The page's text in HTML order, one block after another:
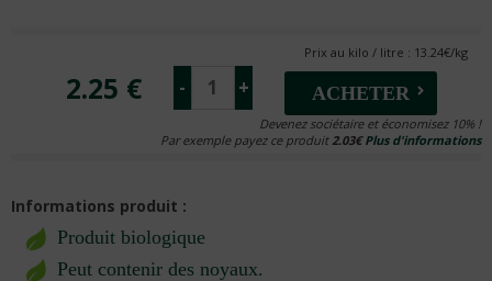
Prix au kilo / litre : 13.24€/kg
2.25 € - + ACHETER
Devenez sociétaire et économisez 10% !
Par exemple payez ce produit2.03€Plus d'informations
Informations produit :
Produit biologique
Peut contenir des noyaux.